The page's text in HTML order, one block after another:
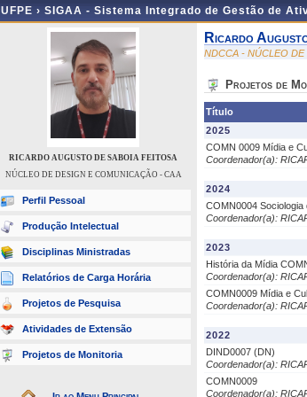
UFPE › SIGAA - Sistema Integrado de Gestão de
RICARDO AUGUSTO DE SABOIA FEITOSA
NÚCLEO DE DESIGN E COMUNICAÇÃO - CAA
Perfil Pessoal
Produção Intelectual
Disciplinas Ministradas
Relatórios de Carga Horária
Projetos de Pesquisa
Atividades de Extensão
Projetos de Monitoria
Ricardo
NDCCA - NÚCLEO
Projetos de
Título
2025
COMN 0009 Mídia e
Coordenador(a):
2024
COMN0004 Sociologia
Coordenador(a):
2023
História da Mídia
Coordenador(a):
COMN0009 Mídia e
Coordenador(a):
2022
DIND0007 (DN)
Coordenador(a):
COMN0009
Coordenador(a):